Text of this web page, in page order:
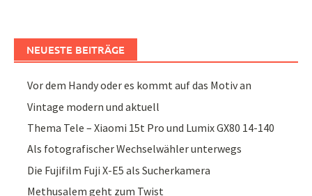
NEUESTE BEITRÄGE
Vor dem Handy oder es kommt auf das Motiv an
Vintage modern und aktuell
Thema Tele – Xiaomi 15t Pro und Lumix GX80 14-140
Als fotografischer Wechselwähler unterwegs
Die Fujifilm Fuji X-E5 als Sucherkamera
Methusalem geht zum Twist